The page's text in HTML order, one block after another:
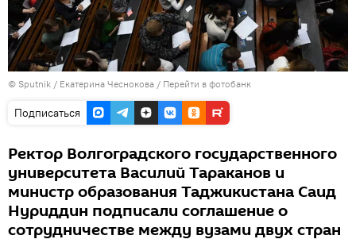
© Sputnik / Екатерина Чеснокова / Перейти в фотобанк
Подписаться
Ректор Волгоградского государственного
университета Василий Тараканов и
министр образования Таджикистана Саид
Нуриддин подписали соглашение о
сотрудничестве между вузами двух стран